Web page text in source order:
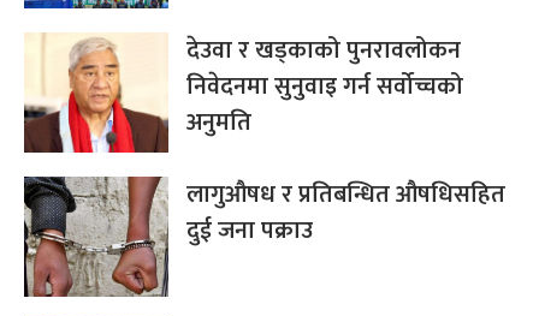
देउवा र खड्काको पुनरावलोकन
निवेदनमा सुनुवाइ गर्न सर्वोच्चको
अनुमति
लागुऔषध र प्रतिबन्धित औषधिसहित
दुई जना पक्राउ